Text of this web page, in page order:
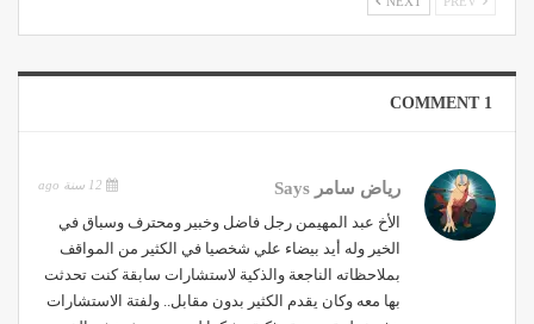
1 COMMENT
رياض سامر Says
الأخ عبد المهيمن رجل فاضل وخبير ومحترف وسباق في
الخير وله أيد بيضاء علي شخصيا في الكثير من المواقف
بملاحظاته الناجعة والذكية لاستشارات سابقة كنت تحدثت
بها معه وكان يقدم الكثير بدون مقابل.. ولفتة الاستشارات